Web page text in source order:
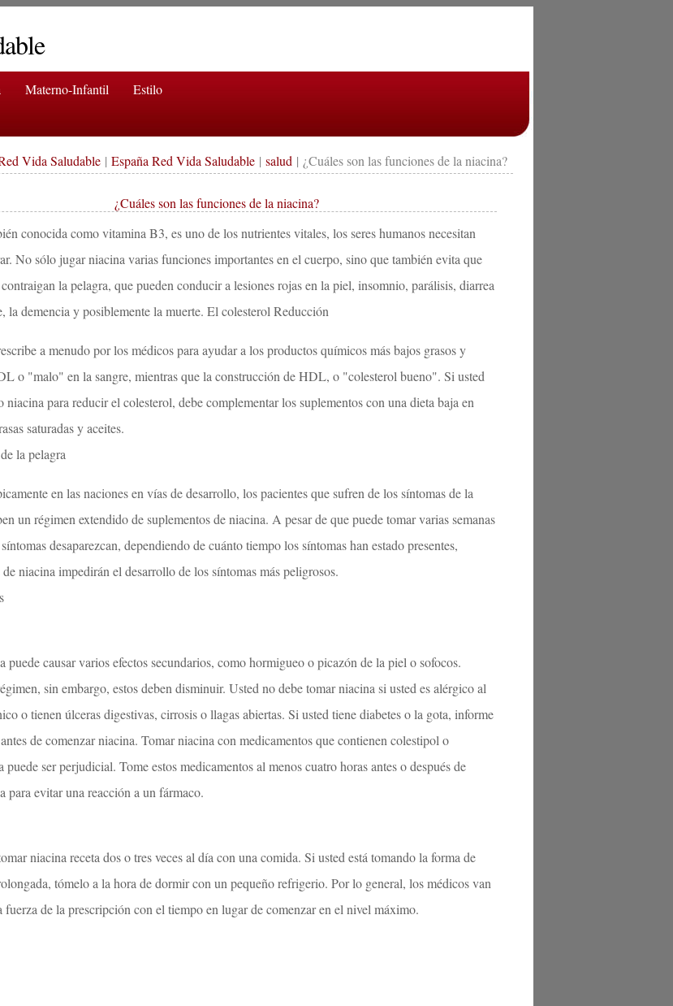
Materno-Infantil Estilo
Vida Saludable | España Red Vida Saludable | salud | ¿Cuáles son las funciones de la niacina?
¿Cuáles son las funciones de la niacina?
conocida como vitamina B3, es uno de los nutrientes vitales, los seres humanos necesitan
No sólo jugar niacina varias funciones importantes en el cuerpo, sino que también evita que
la pelagra, que pueden conducir a lesiones rojas en la piel, insomnio, parálisis, diarrea
la demencia y posiblemente la muerte. El colesterol Reducción
a menudo por los médicos para ayudar a los productos químicos más bajos grasos y
o "malo" en la sangre, mientras que la construcción de HDL, o "colesterol bueno". Si usted
niacina para reducir el colesterol, debe complementar los suplementos con una dieta baja en
saturadas y aceites.
la pelagra
en las naciones en vías de desarrollo, los pacientes que sufren de los síntomas de la
un régimen extendido de suplementos de niacina. A pesar de que puede tomar varias semanas
desaparezcan, dependiendo de cuánto tiempo los síntomas han estado presentes,
niacina impedirán el desarrollo de los síntomas más peligrosos.
puede causar varios efectos secundarios, como hormigueo o picazón de la piel o sofocos.
sin embargo, estos deben disminuir. Usted no debe tomar niacina si usted es alérgico al
o tienen úlceras digestivas, cirrosis o llagas abiertas. Si usted tiene diabetes o la gota, informe
de comenzar niacina. Tomar niacina con medicamentos que contienen colestipol o
puede ser perjudicial. Tome estos medicamentos al menos cuatro horas antes o después de
para evitar una reacción a un fármaco.
niacina receta dos o tres veces al día con una comida. Si usted está tomando la forma de
tómelo a la hora de dormir con un pequeño refrigerio. Por lo general, los médicos van
fuerza de la prescripción con el tiempo en lugar de comenzar en el nivel máximo.